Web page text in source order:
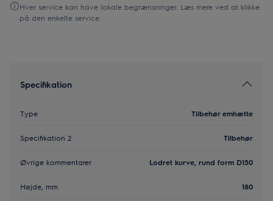
Hver service kan have lokale begrænsninger. Læs mere ved at klikke
på den enkelte service.
Specifikation
Type Tilbehør emhætte
Specifikation 2 Tilbehør
Øvrige kommentarer Lodret kurve, rund form D150
Højde, mm 180